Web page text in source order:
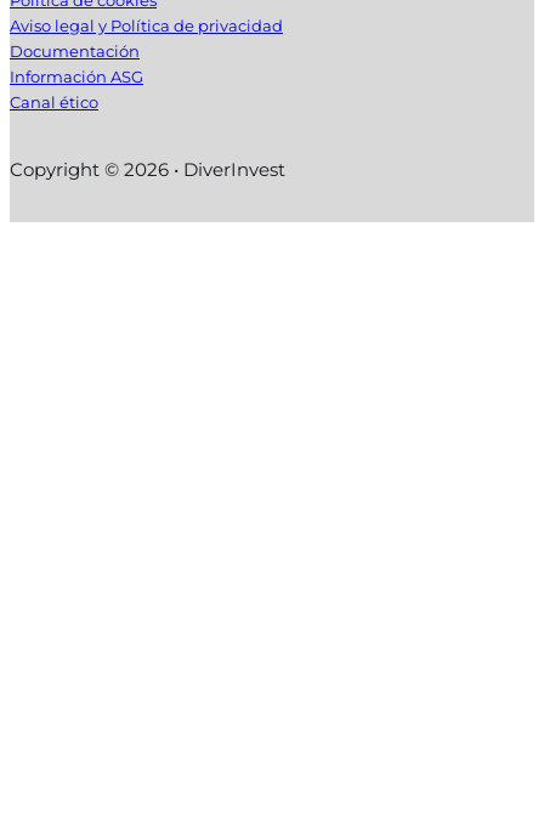
Aviso legal y Política de privacidad
Documentación
Información ASG
Canal ético
Copyright © 2026 • DiverInvest